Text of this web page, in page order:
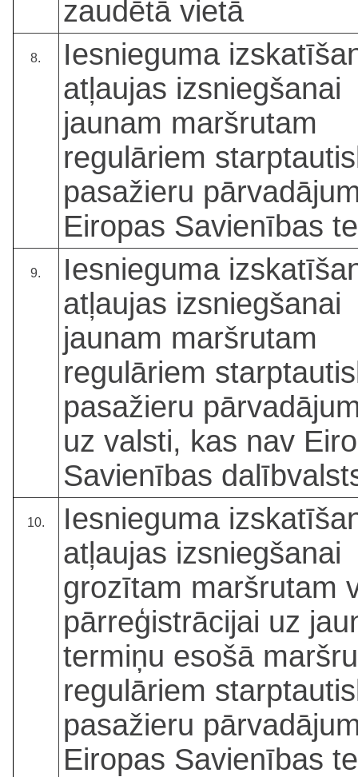
zaudētā vietā
8.
Iesnieguma
atļaujas izsniegšanai
jaunam maršrutam
regulāriem
pasažieru
Eiropas Savienības
9.
Iesnieguma
atļaujas izsniegšanai
jaunam maršrutam
regulāriem
pasažieru
uz valsti, kas nav
Savienības
10.
Iesnieguma
atļaujas izsniegšanai
grozītam maršrutam
pārreģistrācijai uz
termiņu esošā
regulāriem
pasažieru
Eiropas Savienības